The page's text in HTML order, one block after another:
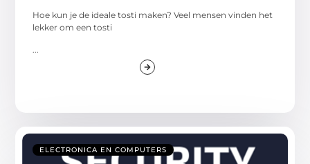
Hoe kun je de ideale tosti maken? Veel mensen vinden het
lekker om een tosti
ELECTRONICA EN COMPUTERS